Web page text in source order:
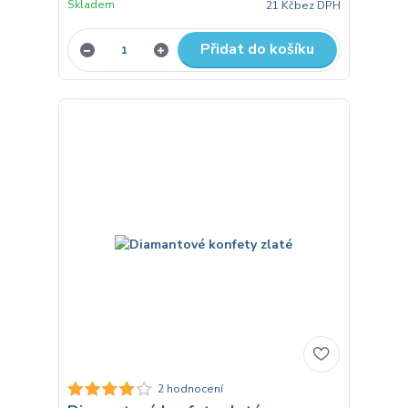
21 Kčbez DPH
Skladem
Přidat do košíku
2 hodnocení